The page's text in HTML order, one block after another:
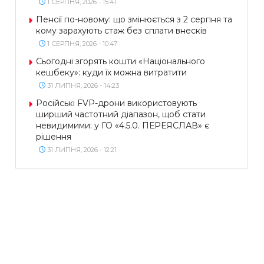
Пенсії по-новому: що змінюється з 2 серпня та
кому зарахують стаж без сплати внесків
1 СЕРПНЯ, 2026 - 10:47
Сьогодні згорять кошти «Національного
кешбеку»: куди їх можна витратити
31 ЛИПНЯ, 2026 - 14:23
Російські FVP-дрони використовують
ширший частотний діапазон, щоб стати
невидимими: у ГО «4.5.0. ПЕРЕЯСЛАВ» є
рішення
31 ЛИПНЯ, 2026 - 12:21